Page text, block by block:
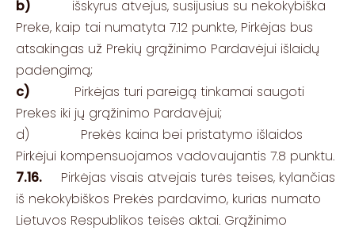
b) išskyrus atvejus, susijusius su nekokybiška
Preke, kaip tai numatyta 7.12 punkte, Pirkėjas bus
atsakingas už Prekių grąžinimo Pardavėjui išlaidų
padengimą;
c) Pirkėjas turi pareigą tinkamai saugoti
Prekes iki jų grąžinimo Pardavėjui;
d) Prekės kaina bei pristatymo išlaidos
Pirkėjui kompensuojamos vadovaujantis 7.8 punktu.
7.16. Pirkėjas visais atvejais turės teises, kylančias
iš nekokybiškos Prekės pardavimo, kurias numato
Lietuvos Respublikos teisės aktai. Grąžinimo